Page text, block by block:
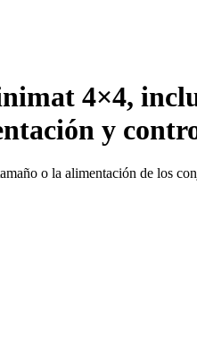
4×4,
y
o la alimentación de los